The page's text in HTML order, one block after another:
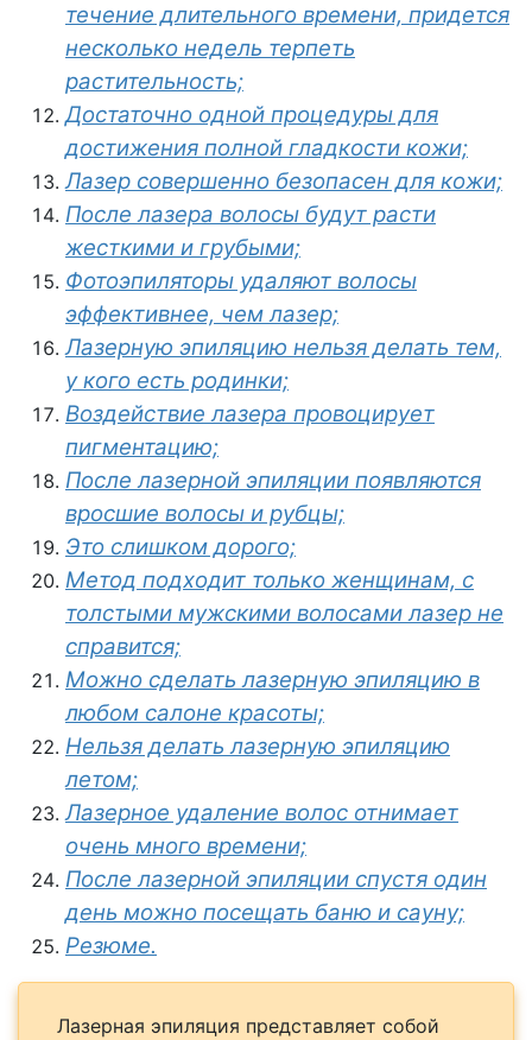
течение длительного времени, придется
несколько недель терпеть
растительность;
Достаточно одной процедуры для
достижения полной гладкости кожи;
Лазер совершенно безопасен для кожи;
После лазера волосы будут расти
жесткими и грубыми;
Фотоэпиляторы удаляют волосы
эффективнее, чем лазер;
Лазерную эпиляцию нельзя делать тем,
у кого есть родинки;
Воздействие лазера провоцирует
пигментацию;
После лазерной эпиляции появляются
вросшие волосы и рубцы;
Это слишком дорого;
Метод подходит только женщинам, с
толстыми мужскими волосами лазер не
справится;
Можно сделать лазерную эпиляцию в
любом салоне красоты;
Нельзя делать лазерную эпиляцию
летом;
Лазерное удаление волос отнимает
очень много времени;
После лазерной эпиляции спустя один
день можно посещать баню и сауну;
Резюме.
Лазерная эпиляция представляет собой